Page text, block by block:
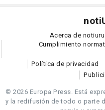
noti
Acerca de
Cumplimiento
Política de privacidad
© 2026 Europa Press. Está
y la redifusión de todo o parte